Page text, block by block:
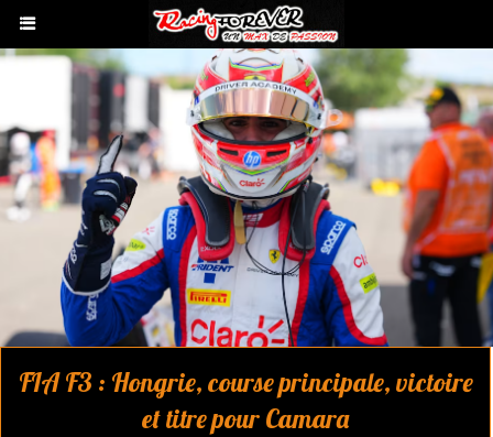
FIA F3 : Hongrie, course principale, victoire
et titre pour Camara